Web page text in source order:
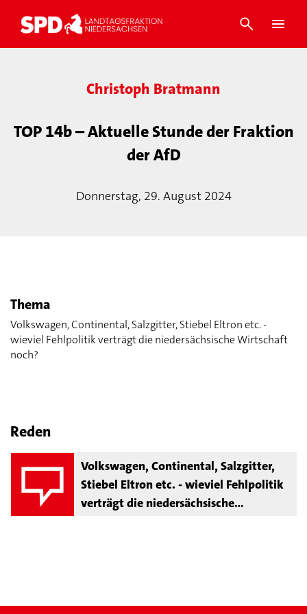
Christoph Bratmann
TOP 14b – Aktuelle Stunde der Fraktion
der AfD
Donnerstag, 29. August 2024
Thema
Volkswagen, Continental, Salzgitter, Stiebel Eltron etc. -
wieviel Fehlpolitik verträgt die niedersächsische Wirtschaft
noch?
Reden
Volkswagen, Continental, Salzgitter,
Stiebel Eltron etc. - wieviel Fehlpolitik
verträgt die niedersächsische